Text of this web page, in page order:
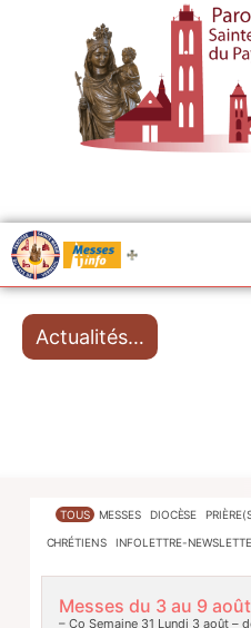
Messes
Actualités…
TOUS MESSES DIOCÈSE
CHRÉTIENS INFOLETTRE-
Messes du 3 au 9
– Co Semaine 31 Lundi 3 août –